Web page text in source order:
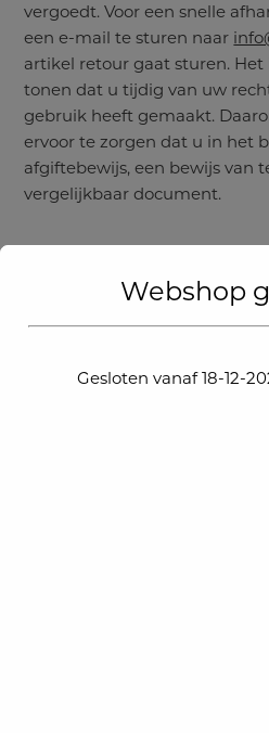
vergoedt. Voor een snelle
een e-mail te sturen naar
artikel retour gaat sturen. Het
tonen dat u tijdig van uw
gebruik heeft gemaakt.
ervoor te zorgen dat u in het
afgiftebewijs, een bewijs van
vergelijkbaar document.
Na de periode van veertien
aankoop niet meer zonder
Webshop
Gesloten vanaf 18-12-